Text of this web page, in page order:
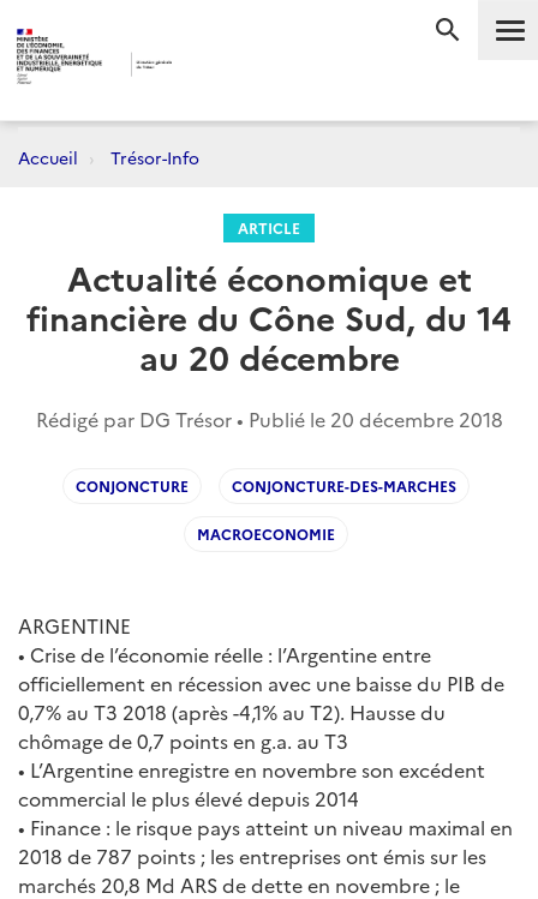
Accueil Trésor-Info
ARTICLE
Actualité économique et
financière du Cône Sud, du 14
au 20 décembre
Rédigé par DG Trésor • Publié le 20 décembre 2018
CONJONCTURE CONJONCTURE-DES-MARCHES
MACROECONOMIE
ARGENTINE
• Crise de l’économie réelle : l’Argentine entre
officiellement en récession avec une baisse du PIB de
0,7% au T3 2018 (après -4,1% au T2). Hausse du
chômage de 0,7 points en g.a. au T3
• L’Argentine enregistre en novembre son excédent
commercial le plus élevé depuis 2014
• Finance : le risque pays atteint un niveau maximal en
2018 de 787 points ; les entreprises ont émis sur les
marchés 20,8 Md ARS de dette en novembre ; le